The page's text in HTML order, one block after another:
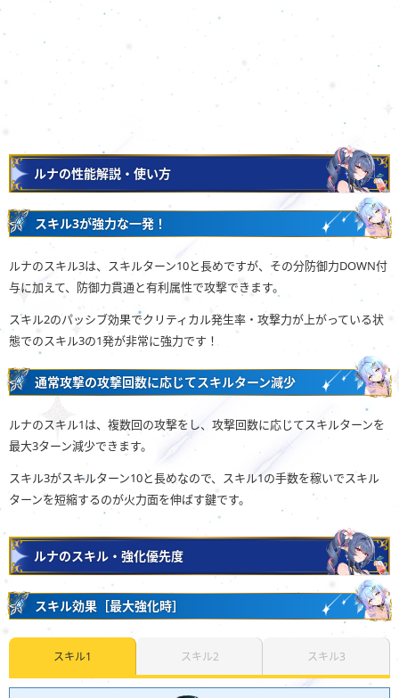
ルナの性能解説・使い方
スキル3が強力な一発！
ルナのスキル3は、スキルターン10と長めですが、その分防御力DOWN付
与に加えて、防御力貫通と有利属性で攻撃できます。
スキル2のパッシブ効果でクリティカル発生率・攻撃力が上がっている状
態でのスキル3の1発が非常に強力です！
通常攻撃の攻撃回数に応じてスキルターン減少
ルナのスキル1は、複数回の攻撃をし、攻撃回数に応じてスキルターンを
最大3ターン減少できます。
スキル3がスキルターン10と長めなので、スキル1の手数を稼いでスキル
ターンを短縮するのが火力面を伸ばす鍵です。
ルナのスキル・強化優先度
スキル効果［最大強化時］
スキル1 スキル2 スキル3